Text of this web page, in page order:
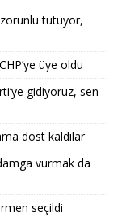
zorunlu tutuyor,
üye oldu
gidiyoruz, sen
dost kaldılar
vurmak da
seçildi